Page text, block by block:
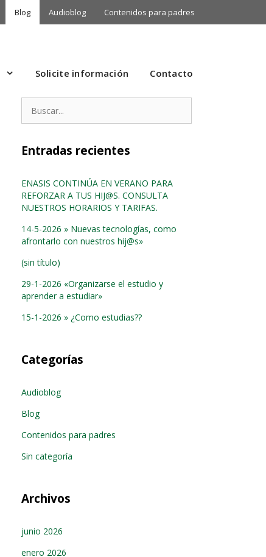
Blog Audioblog Contenidos para padres
Solicite información Contacto
Entradas recientes
ENASIS CONTINÚA EN VERANO PARA
REFORZAR A TUS HIJ@S. CONSULTA
NUESTROS HORARIOS Y TARIFAS.
14-5-2026 » Nuevas tecnologías, como
afrontarlo con nuestros hij@s»
(sin título)
29-1-2026 «Organizarse el estudio y
aprender a estudiar»
15-1-2026 » ¿Como estudias??
Categorías
Audioblog
Blog
Contenidos para padres
Sin categoría
Archivos
junio 2026
enero 2026